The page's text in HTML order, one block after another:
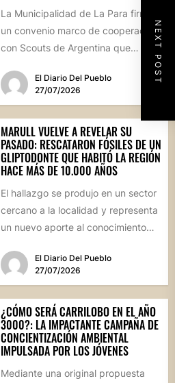
NEXT POST
La Municipalidad de La Para firmó
un convenio marco de cooperación
con Scouts de Argentina que
educativas,...El Diario Del Pueblo
27/07/2026
MARULL VUELVE A REVELAR SU
PASADO: RESCATARON FÓSILES DE UN
GLIPTODONTE QUE HABITÓ LA REGIÓN
HACE MÁS DE 10.000 AÑOS
El hallazgo se produjo en un sector
cercano a la localidad y representa
un nuevo aporte al conocimiento
El Diario Del Pueblo
27/07/2026
¿CÓMO SERÁ CARRILOBO EN EL AÑO
3000?: LA IMPACTANTE CAMPAÑA DE
CONCIENTIZACIÓN AMBIENTAL
IMPULSADA POR LOS JÓVENES
Mediante una original propuesta